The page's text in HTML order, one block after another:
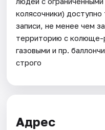
колясочники)
записи, не менее чем
территорию с
газовыми и пр.
строго
Адрес